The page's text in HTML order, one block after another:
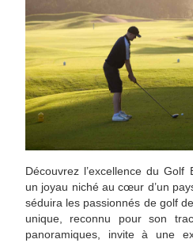
Découvrez l’excellence du Golf
un joyau niché au cœur d’un
séduira les passionnés de golf
unique, reconnu pour son
panoramiques, invite à une